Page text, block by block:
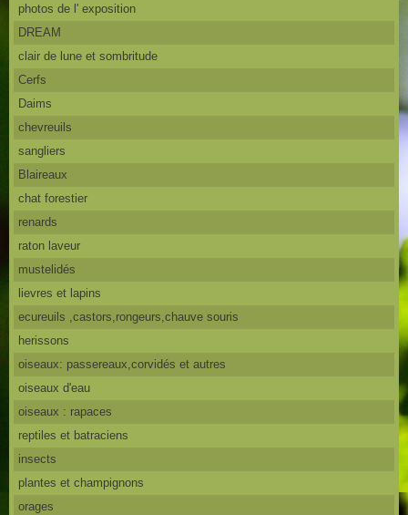
photos de l' exposition
DREAM
clair de lune et sombritude
Cerfs
Daims
chevreuils
sangliers
Blaireaux
chat forestier
renards
raton laveur
mustelidés
lievres et lapins
ecureuils ,castors,rongeurs,chauve souris
herissons
oiseaux: passereaux,corvidés et autres
oiseaux d'eau
oiseaux : rapaces
reptiles et batraciens
insects
plantes et champignons
orages